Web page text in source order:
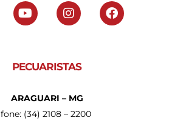
PECUARISTAS
ARAGUARI – MG
fone: (34) 2108 – 2200